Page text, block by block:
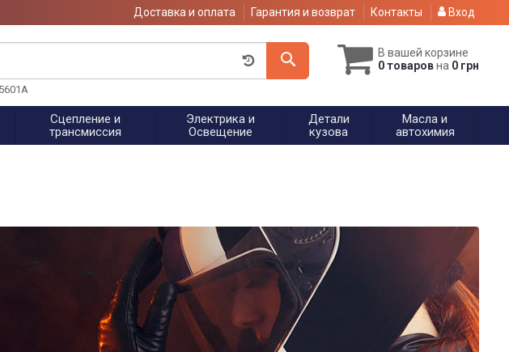
Доставка и оплата Гарантия и возврат Контакты Вход
В вашей корзине
0 товаровна 0 грн
Сцепление и
трансмиссия
Электрика и
Освещение
Детали
кузова
Масла и
автохимия